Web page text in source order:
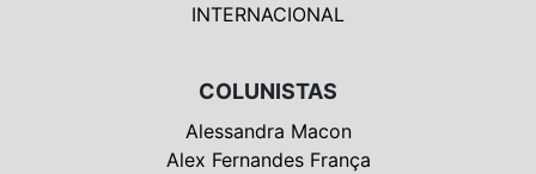
INTERNACIONAL
COLUNISTAS
Alessandra Macon
Alex Fernandes França